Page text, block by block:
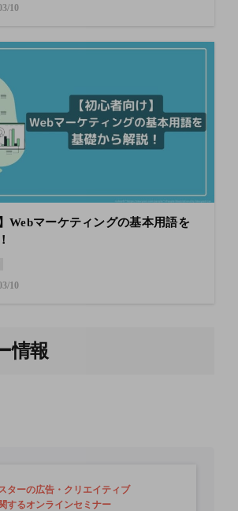
10
Webマーケティングの基本用語を
10
情報
ターの広告・クリエイティブ
するオンラインセミナー